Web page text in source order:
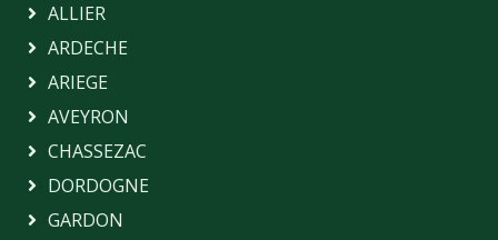
ALLIER
ARDECHE
ARIEGE
AVEYRON
CHASSEZAC
DORDOGNE
GARDON